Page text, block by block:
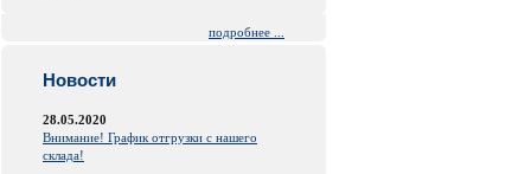
подробнее ...
Новости
28.05.2020
Внимание! График отгрузки с нашего
склада!